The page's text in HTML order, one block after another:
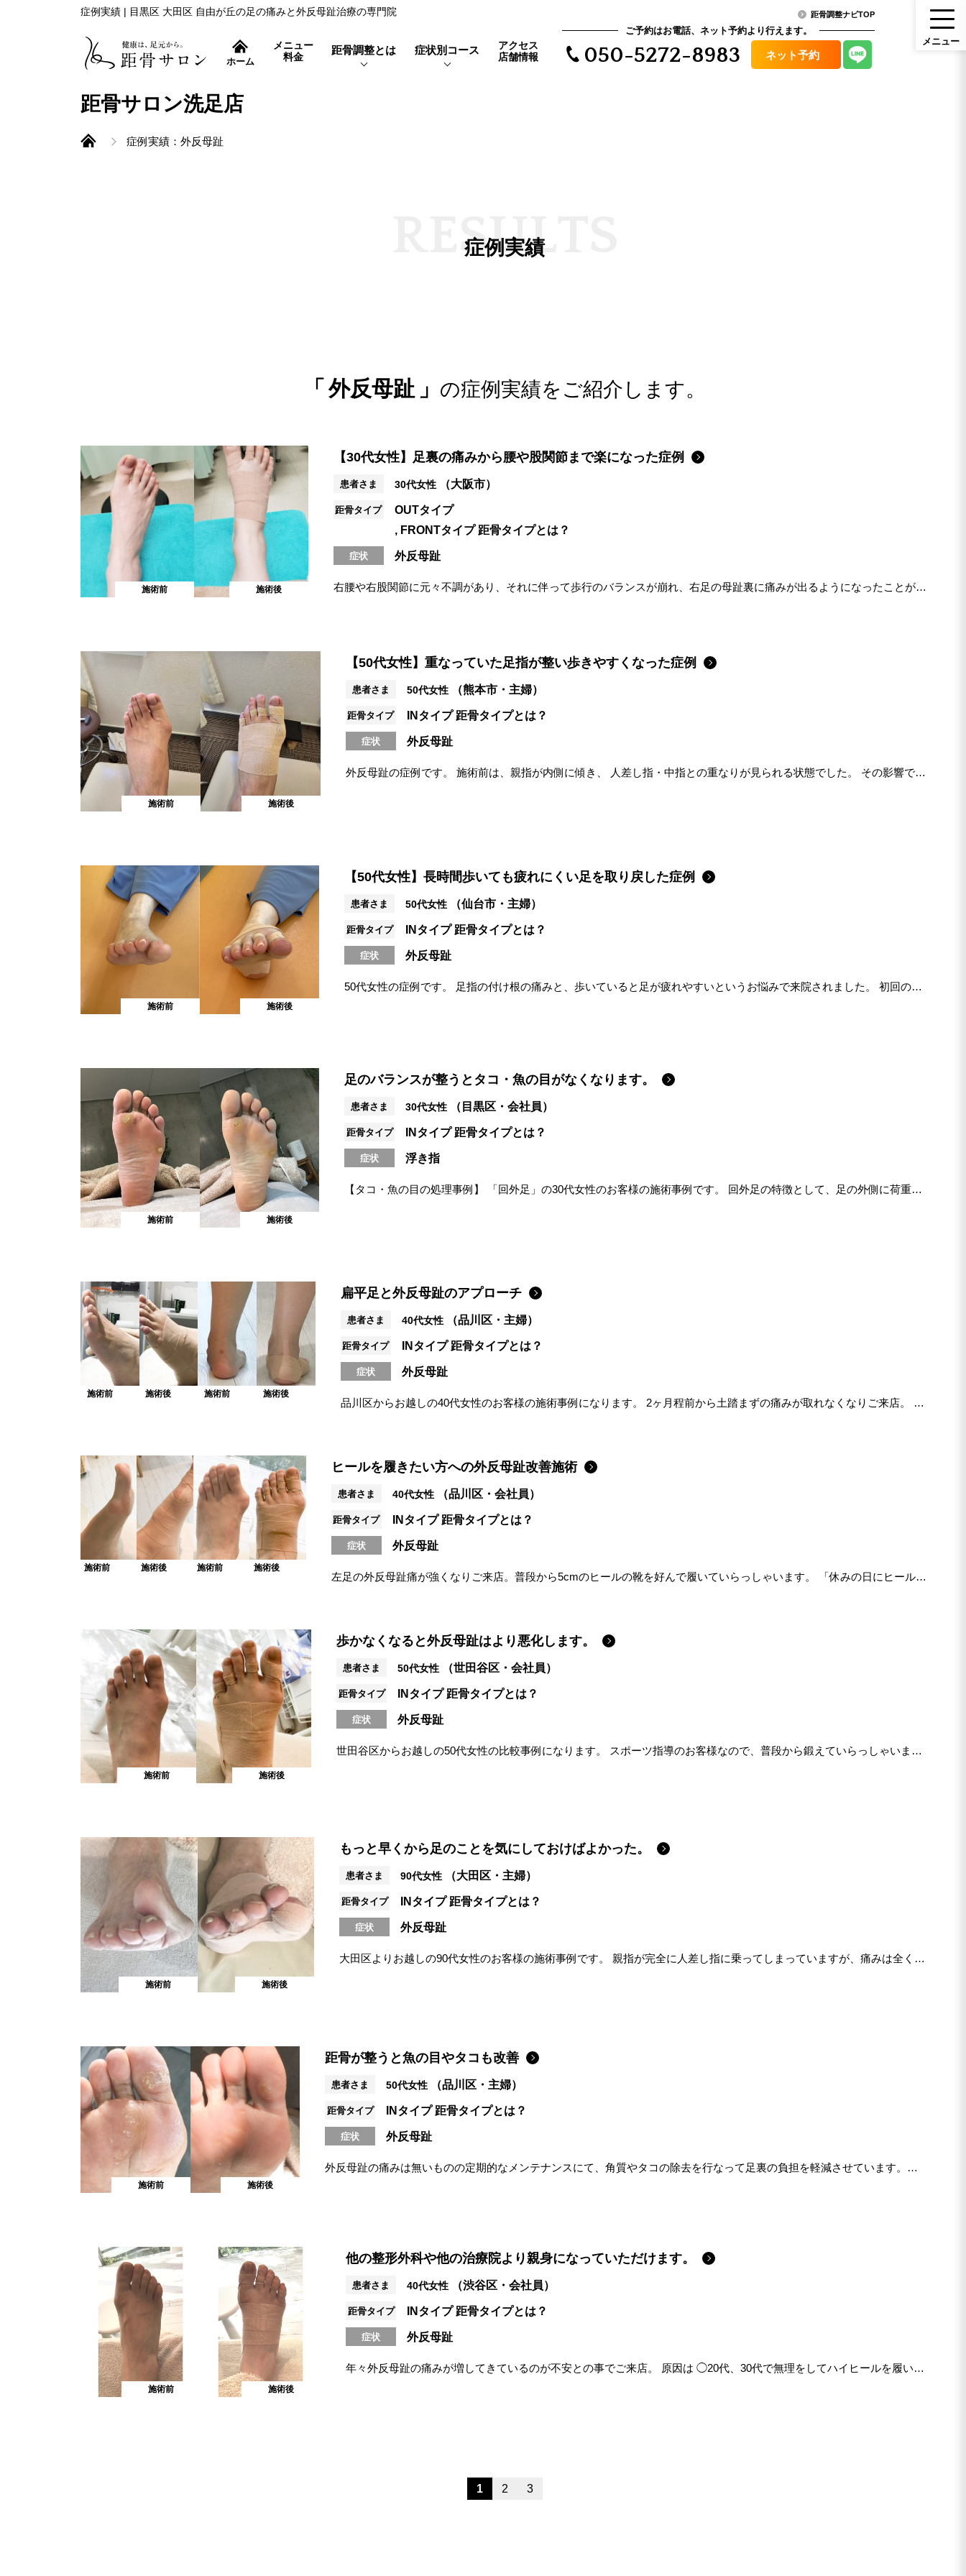
ホーム
メニュー
料金
距骨調整とは 症状別コース
症状別コース
歩くと爪が痛い
すっきり爽快！フットケア
靴下の後が残る
アクセス
店舗情報
ご予約はお電話、ネット予約より行えます。
050-5272-8983 ネット予約
症例実績 | 目黒区 大田区 自由が丘の足の痛みと外反母趾治療の専門院
距骨サロン洗足店
症例実績：外反母趾
距骨調整ナビTOP
メ ニュー
症例実績
SUL
外反母趾 の症例実績をご紹介します。
施術前 施術後
【30代女性】足裏の痛みから腰や股関節まで楽になった症例
患者さま 30代女性（大阪市）
距骨タイプ
OUTタイプ
FRONTタイプ 距骨タイプとは？
症状 外反母趾
右腰や右股関節に元々不調があり、それに伴って歩行のバランスが崩れ、右足の母趾裏に痛みが出るようになったことが来
施術前 施術後
【50代女性】重なっていた足指が整い歩きやすくなった症例
患者さま 50代女性（熊本市・主婦）
距骨タイプ INタイプ 距骨タイプとは？
症状 外反母趾
外反母趾の症例です。 施術前は、親指が内側に傾き、 人差し指・中指との重なりが見られる状態でした。 その影響で足
施術前 施術後
【50代女性】長時間歩いても疲れにくい足を取り戻した症例
患者さま 50代女性 （仙台市・主婦）
距骨タイプ INタイプ 距骨タイプとは？
症状 外反母趾
50代女性の症例です。 足指の付け根の痛みと、歩いていると足が疲れやすいというお悩みで来院されました。 初回の評
施術前 施術後
足のバランスが整うとタコ・魚の目がなくなります。
患者さま 30代女性 （目黒区・会社員）
距骨タイプ INタイプ 距骨タイプとは？
症状 浮き指
【タコ・魚の目の処理事例】 「回外足」の30代女性のお客様の施術事例です。 回外足の特徴として、足の外側に荷重が
施術前 施術後 施術前 施術後
扁平足と外反母趾のアプローチ
患者さま 40代女性（品川区・主婦）
距骨タイプ INタイプ 距骨タイプとは？
症状 外反母趾
品川区からお越しの40代女性のお客様の施術事例になります。 2ヶ月程前から土踏まずの痛みが取れなくなりご来店。 足
施術前 施術後 施術前 施術後
ヒールを履きたい方への外反母趾改善施術
患者さま 40代女性（品川区・会社員）
距骨タイプ INタイプ 距骨タイプとは？
症状 外反母趾
左足の外反母趾痛が強くなりご来店。普段から5cmのヒールの靴を好んで履いていらっしゃいます。 「休みの日にヒールを
施術前 施術後
歩かなくなると外反母趾はより悪化します。
患者さま 50代女性 （世田谷区・会社員）
距骨タイプ INタイプ 距骨タイプとは？
症状 外反母趾
世田谷区からお越しの50代女性の比較事例になります。 スポーツ指導のお客様なので、普段から鍛えていらっしゃいます
施術前 施術後
もっと早くから足のことを気にしておけばよかった。
患者さま 90代女性 （大田区・主婦）
距骨タイプ INタイプ 距骨タイプとは？
症状 外反母趾
大田区よりお越しの90代女性のお客様の施術事例です。 親指が完全に人差し指に乗ってしまっていますが、痛みは全くあ
施術前 施術後
距骨が整うと魚の目やタコも改善
患者さま 50代女性 （品川区・主婦）
距骨タイプ INタイプ 距骨タイプとは？
症状 外反母趾
外反母趾の痛みは無いものの定期的なメンテナンスにて、角質やタコの除去を行なって足裏の負担を軽減させています。距
施術前 施術後
他の整形外科や他の治療院より親身になっていただけます。
患者さま 40代女性 （渋谷区・会社員）
距骨タイプ INタイプ 距骨タイプとは？
症状 外反母趾
年々外反母趾の痛みが増してきているのが不安との事でご来店。 原因は ◯20代、30代で無理をしてハイヒールを履いて
1 2 3